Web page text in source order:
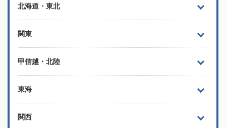
北海道・東北
関東
甲信越・北陸
東海
関西